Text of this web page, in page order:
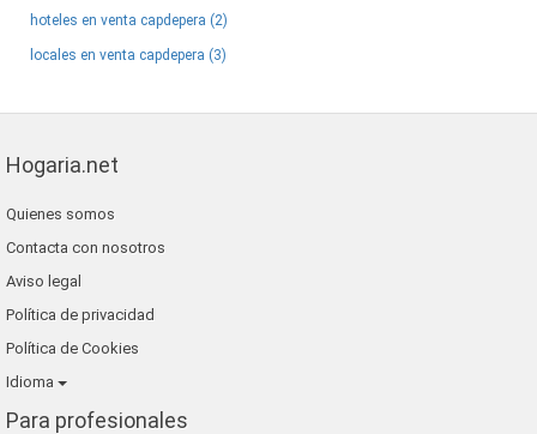
hoteles en venta capdepera (2)
locales en venta capdepera (3)
Hogaria.net
Quienes somos
Contacta con nosotros
Aviso legal
Política de privacidad
Política de Cookies
Idioma
Para profesionales